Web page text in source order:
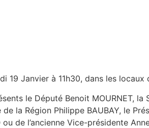
19 Janvier à 11h30, dans les
le Député Benoit MOURNET,
de la Région Philippe BAUBAY, le
ou de l’ancienne Vice-présidente